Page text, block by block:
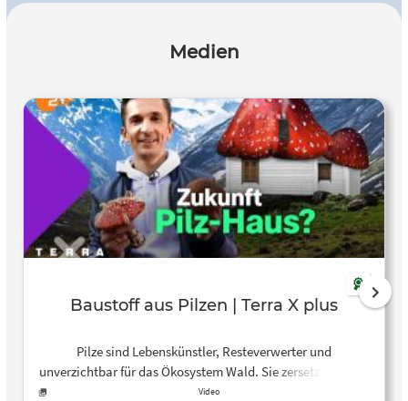
Medien
Baustoff aus Pilzen | Terra X plus
Pilze sind Lebenskünstler, Resteverwerter und
unverzichtbar für das Ökosystem Wald. Sie zersetzen Stoffe
und geben Nährstoffe wieder in den Kreislauf zurück. Aber
Video